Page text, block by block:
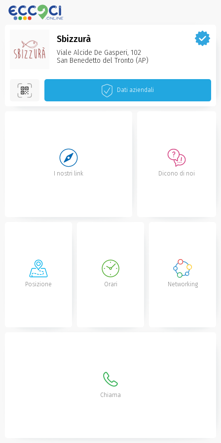
Sbizzurà
Viale Alcide De Gasperi, 102
San Benedetto del Tronto‌ (AP)
Dati aziendali
I nostri link Dicono di noi
Posizione Orari Networking
Chiama